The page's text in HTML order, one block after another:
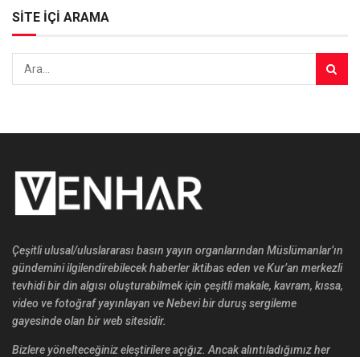
SİTE İÇİ ARAMA
Çeşitli ulusal/uluslararası basın yayın organlarından Müslümanlar’ın
gündemini ilgilendirebilecek haberler iktibas eden ve Kur’an merkezli
tevhidi bir din algısı oluşturabilmek için çeşitli makale, kavram, kıssa,
video ve fotoğraf yayınlayan ve Nebevi bir duruş sergileme
gayesinde olan bir web sitesidir.
Bizlere yönelteceğiniz eleştirilere açığız. Ancak alıntıladığımız her